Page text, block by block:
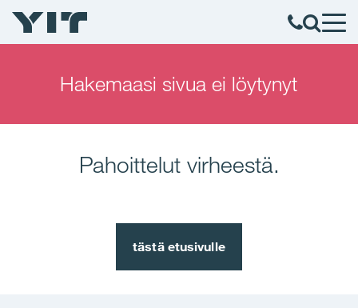
Hakemaasi sivua ei löytynyt
Pahoittelut virheestä.
tästä etusivulle